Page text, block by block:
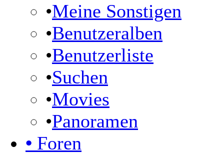
•Meine Sonstigen
•Benutzeralben
•Benutzerliste
•Suchen
•Movies
•Panoramen
• Foren